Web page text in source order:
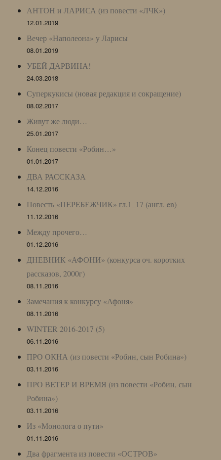
АНТОН и ЛАРИСА (из повести «ЛЧК»)
12.01.2019
Вечер «Наполеона» у Ларисы
08.01.2019
УБЕЙ ДАРВИНА!
24.03.2018
Суперкукисы (новая редакция и сокращение)
08.02.2017
Живут же люди…
25.01.2017
Конец повести «Робин…»
01.01.2017
ДВА РАССКАЗА
14.12.2016
Повесть «ПЕРЕБЕЖЧИК» гл.1_17 (англ. en)
11.12.2016
Между прочего…
01.12.2016
ДНЕВНИК «АФОНИ» (конкурса оч. коротких
рассказов, 2000г)
08.11.2016
Замечания к конкурсу «Афоня»
08.11.2016
WINTER 2016-2017 (5)
06.11.2016
ПРО ОКНА (из повести «Робин, сын Робина»)
03.11.2016
ПРО ВЕТЕР И ВРЕМЯ (из повести «Робин, сын
Робина»)
03.11.2016
Из «Монолога о пути»
01.11.2016
Два фрагмента из повести «ОСТРОВ»